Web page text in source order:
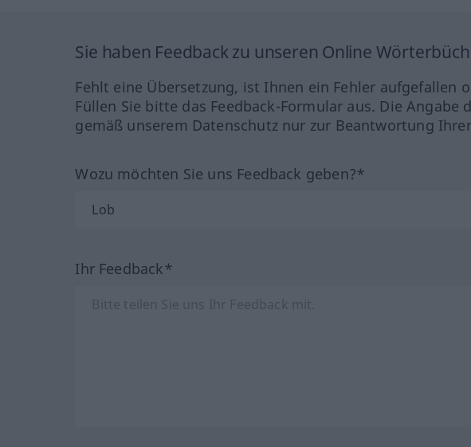
Sie haben Feedback zu unseren Online
Fehlt eine Übersetzung, ist Ihnen ein Fehler aufgefallen
Füllen Sie bitte das Feedback-Formular aus. Die
gemäß unserem Datenschutz nur zur Beantwortung
Wozu möchten Sie uns Feedback geben?*
Ihr Feedback*